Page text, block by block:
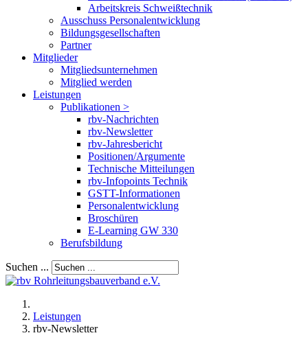
Arbeitskreis Schweißtechnik
Ausschuss Personalentwicklung
Bildungsgesellschaften
Partner
Mitglieder
Mitgliedsunternehmen
Mitglied werden
Leistungen
Publikationen >
rbv-Nachrichten
rbv-Newsletter
rbv-Jahresbericht
Positionen/Argumente
Technische Mitteilungen
rbv-Infopoints Technik
GSTT-Informationen
Personalentwicklung
Broschüren
E-Learning GW 330
Berufsbildung
Suchen ...
Leistungen
rbv-Newsletter